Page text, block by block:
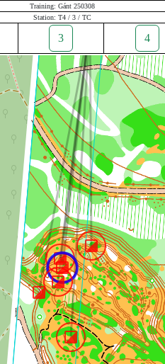
Training: Gánt 250308
Station: T4 / 3 / TC
3 4